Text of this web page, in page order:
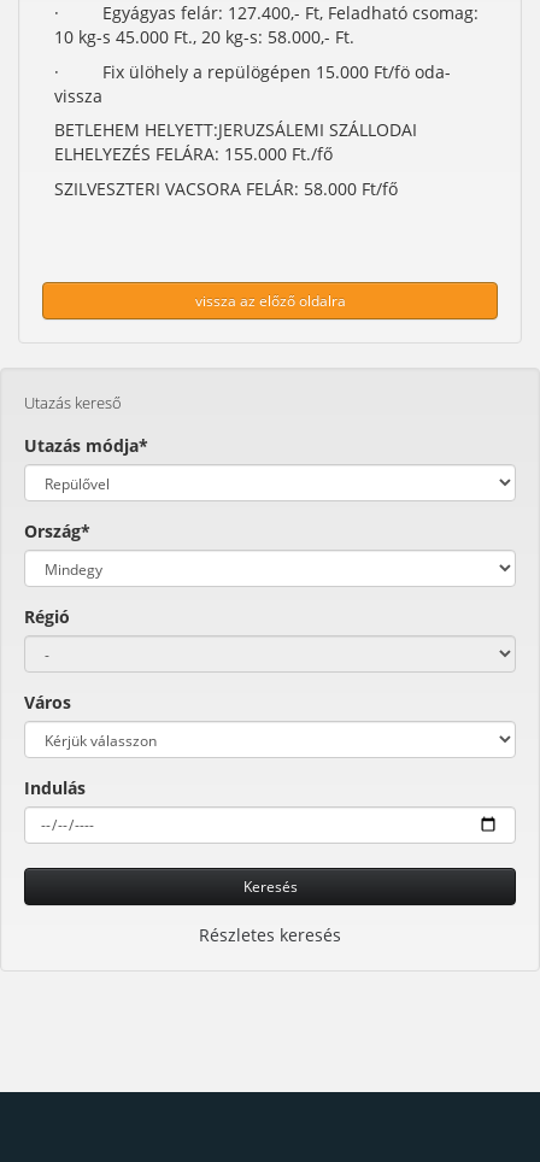
· Egyágyas felár: 127.400,- Ft, Feladható csomag:
10 kg-s 45.000 Ft., 20 kg-s: 58.000,- Ft.
· Fix ülöhely a repülögépen 15.000 Ft/fö oda-
vissza
BETLEHEM HELYETT:JERUZSÁLEMI SZÁLLODAI
ELHELYEZÉS FELÁRA: 155.000 Ft./fő
SZILVESZTERI VACSORA FELÁR: 58.000 Ft/fő
vissza az előző oldalra
Utazás kereső
Utazás módja*
Ország*
Régió
Város
Indulás
Keresés
Részletes keresés